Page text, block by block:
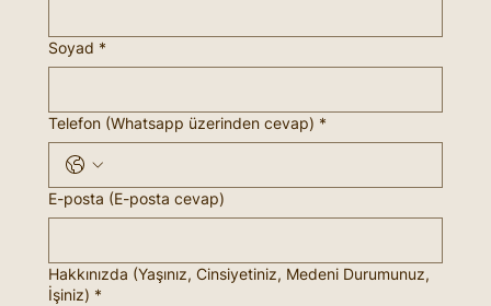
Soyad *
Telefon (Whatsapp üzerinden cevap) *
E-posta (E-posta cevap)
Hakkınızda (Yaşınız, Cinsiyetiniz, Medeni Durumunuz,
İşiniz) *